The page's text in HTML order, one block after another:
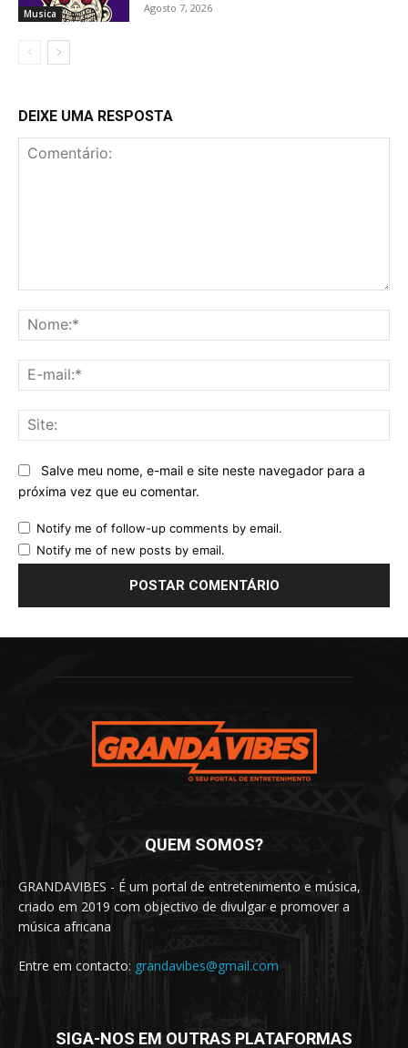
Musica Agosto 7, 2026
DEIXE UMA RESPOSTA
Salve meu nome, e-mail e site neste navegador para a
próxima vez que eu comentar.
Notify me of follow-up comments by email.
Notify me of new posts by email.
QUEM SOMOS?
GRANDAVIBES - É um portal de entretenimento e música,
criado em 2019 com objectivo de divulgar e promover a
música africana
Entre em contacto: grandavibes@gmail.com
SIGA-NOS EM OUTRAS PLATAFORMAS